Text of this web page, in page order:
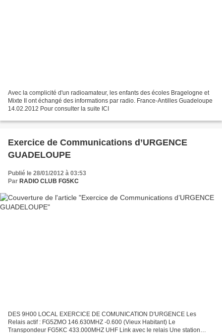
Avec la complicité d'un radioamateur, les enfants des écoles Bragelogne et
Mixte II ont échangé des informations par radio. France-Antilles Guadeloupe
14.02.2012 Pour consulter la suite ICI
Exercice de Communications d’URGENCE
GUADELOUPE
Publié le 28/01/2012 à 03:53
Par RADIO CLUB FG5KC
DES 9H00 LOCAL EXERCICE DE COMUNICATION D'URGENCE Les
Relais actif : FG5ZMO 146.630MHZ -0.600 (Vieux Habitant) Le
Transpondeur FG5KC 433.000MHZ UHF Link avec le relais Une station